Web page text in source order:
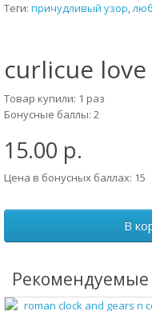
Теги: причудливый узор,
curlicue
Товар купили: 1 раз
Бонусные баллы: 2
15.00 р.
Цена в бонусных баллах: 15
В
Рекомендуемые